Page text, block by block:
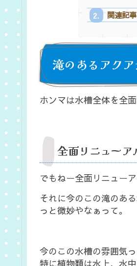
関連記事
滝のあるアク
ホンマは水槽全体を全
全面リニューア
でもねー全面リニュー
それに今のこの滝のあ
っと微妙やなぁって。
今のこの水槽の雰囲気
特に植物類は水上、水